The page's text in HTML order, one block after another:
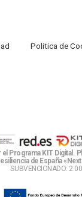
Politica de
el Programa KIT Digital.
de España
SUBVENCIONADO: